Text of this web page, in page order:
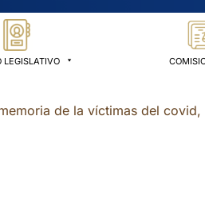
LEGISLATIVO
de la víctimas del